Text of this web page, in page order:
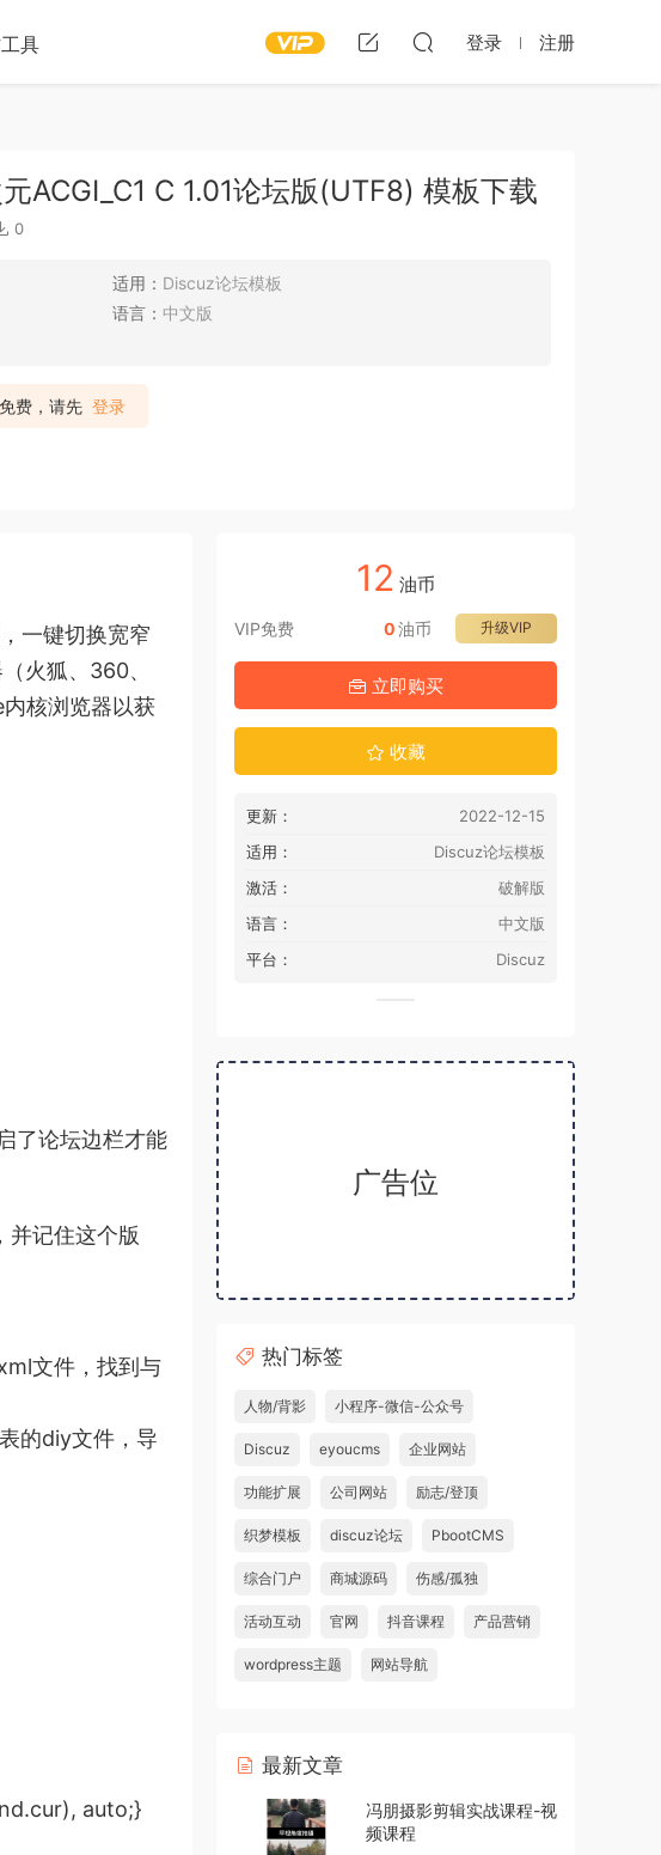
具 登录 注册
ACGI_C1 C 1.01论坛版(UTF8) 模板下载
0
适用： Discuz论坛模板
语言： 中文版
费，请先 登录
一键切换宽窄
火狐、360、
核浏览器以获
了论坛边栏才能
并记住这个版
文件，找到与
的diy文件，导
auto;}
12 油币
VIP免费 升级VIP
0油币
立即购买
收藏
更新：
2022-12-15
适用：
Discuz论坛模板
激活：
破解版
语言：
中文版
平台：
Discuz
广告位
热门标签
人物/背影 小程序-微信-公众号
Discuz eyoucms 企业网站
功能扩展 公司网站 励志/登顶
织梦模板 discuz论坛 PbootCMS
综合门户 商城源码 伤感/孤独
活动互动 官网 抖音课程 产品营销
wordpress主题 网站导航
最新文章
冯朋摄影剪辑实战课程-视
频课程